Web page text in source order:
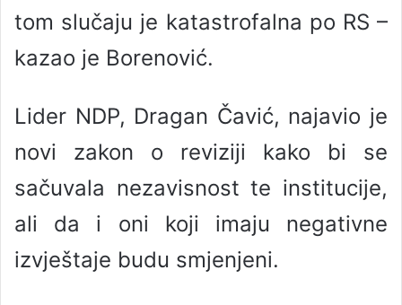
tom slučaju je katastrofalna po RS –
kazao je Borenović.
Lider NDP, Dragan Čavić, najavio je
novi zakon o reviziji kako bi se
sačuvala nezavisnost te institucije,
ali da i oni koji imaju negativne
izvještaje budu smjenjeni.